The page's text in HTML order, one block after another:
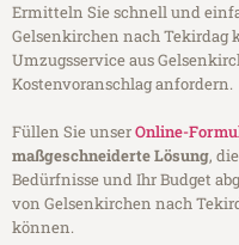
Ermitteln Sie schnell und
Gelsenkirchen nach Tekirdag
Umzugsservice aus
Kostenvoranschlag anfordern.
Füllen Sie unserOnline-
maßgeschneiderte Lösung,
Bedürfnisse und Ihr Budget
von Gelsenkirchen nach
können.